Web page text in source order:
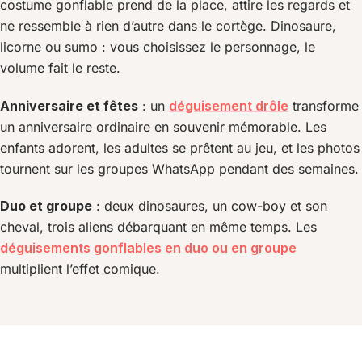
costume gonflable prend de la place, attire les regards et
ne ressemble à rien d’autre dans le cortège. Dinosaure,
licorne ou sumo : vous choisissez le personnage, le
volume fait le reste.
Anniversaire et fêtes : un déguisement drôle transforme
un anniversaire ordinaire en souvenir mémorable. Les
enfants adorent, les adultes se prêtent au jeu, et les photos
tournent sur les groupes WhatsApp pendant des semaines.
Duo et groupe : deux dinosaures, un cow-boy et son
cheval, trois aliens débarquant en même temps. Les
déguisements gonflables en duo ou en groupe
multiplient l’effet comique.